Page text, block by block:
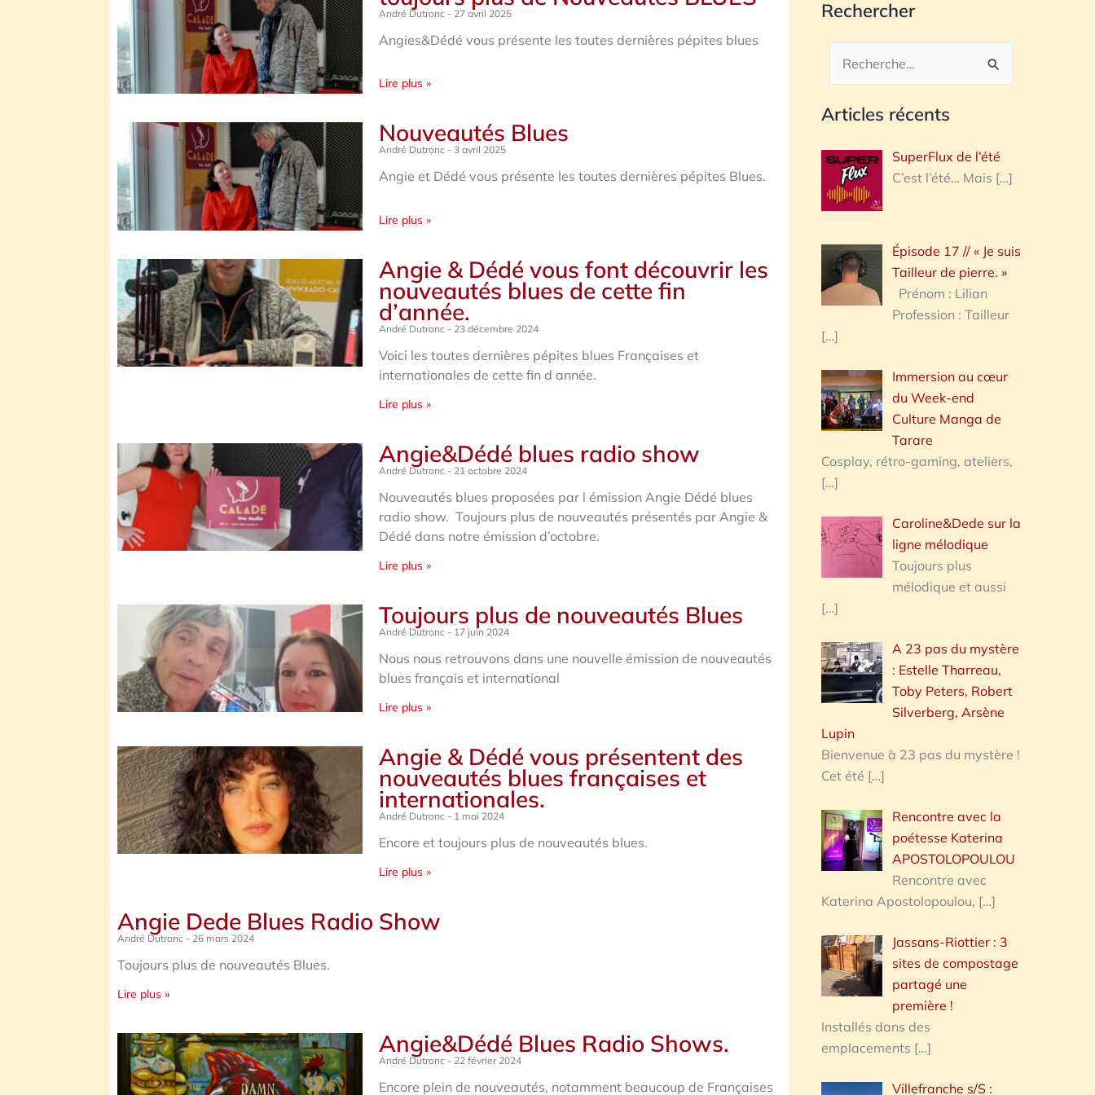
André Dutronc 27 avril 2025
Angies&Dédé vous présente les toutes dernières pépites blues
Lire plus »
Nouveautés Blues
André Dutronc 3 avril 2025
Angie et Dédé vous présente les toutes dernières pépites Blues.
Lire plus »
Angie & Dédé vous font découvrir les
nouveautés blues de cette fin
d’année.
André Dutronc 23 décembre 2024
Voici les toutes dernières pépites blues Françaises et
internationales de cette fin d année.
Lire plus »
Angie&Dédé blues radio show
André Dutronc 21 octobre 2024
Nouveautés blues proposées par l émission Angie Dédé blues
radio show. Toujours plus de nouveautés présentés par Angie &
Dédé dans notre émission d’octobre.
Lire plus »
Toujours plus de nouveautés Blues
André Dutronc 17 juin 2024
Nous nous retrouvons dans une nouvelle émission de nouveautés
blues français et international
Lire plus »
Angie & Dédé vous présentent des
nouveautés blues françaises et
internationales.
André Dutronc 1 mai 2024
Encore et toujours plus de nouveautés blues.
Lire plus »
Angie Dede Blues Radio Show
André Dutronc 26 mars 2024
Toujours plus de nouveautés Blues.
Lire plus »
Angie&Dédé Blues Radio Shows.
André Dutronc 22 février 2024
Encore plein de nouveautés, notamment beaucoup de Françaises
Rechercher
Rechercher :
Articles récents
SuperFlux de l’été
C’est l’été… Mais […]
Épisode 17 // « Je suis
Tailleur de pierre. »
Prénom : Lilian
Profession : Tailleur
[…]
Immersion au cœur
du Week-end
Culture Manga de
Tarare
Cosplay, rétro-gaming, ateliers,
[…]
Caroline&Dede sur la
ligne mélodique
Toujours plus
mélodique et aussi
[…]
A 23 pas du mystère
: Estelle Tharreau,
Toby Peters, Robert
Silverberg, Arsène
Lupin
Bienvenue à 23 pas du mystère !
Cet été […]
Rencontre avec la
poétesse Katerina
APOSTOLOPOULOU
Rencontre avec
Katerina Apostolopoulou, […]
Jassans-Riottier : 3
sites de compostage
partagé une
première !
Installés dans des
emplacements […]
Villefranche s/S :